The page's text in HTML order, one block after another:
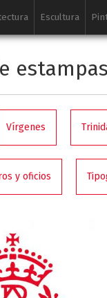
Escultura
Vírgenes
y oficios